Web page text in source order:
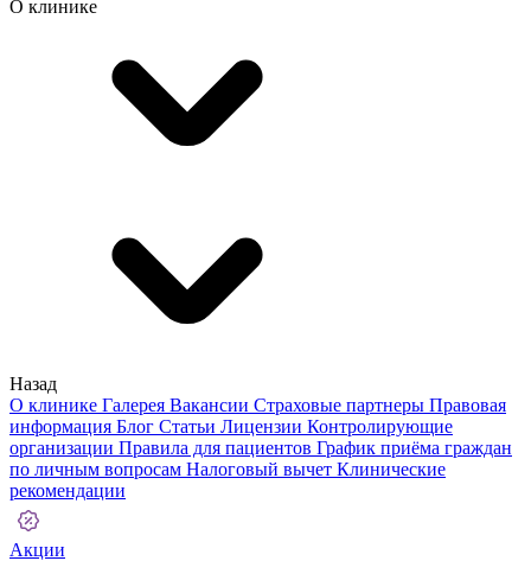
О клинике
Назад
О клинике Галерея Вакансии Страховые партнеры Правовая
информация Блог Статьи Лицензии Контролирующие
организации Правила для пациентов График приёма граждан
по личным вопросам Налоговый вычет Клинические
рекомендации
Акции